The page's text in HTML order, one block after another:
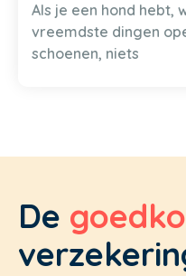
Als je een hond hebt,
vreemdste dingen
schoenen, niets
De